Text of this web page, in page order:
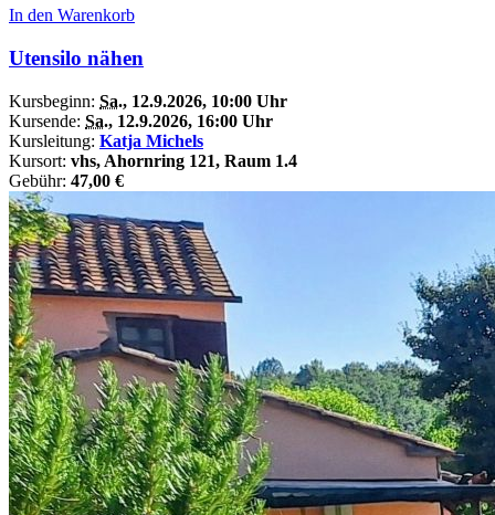
In den Warenkorb
Utensilo nähen
Kursbeginn: Sa., 12.9.2026, 10:00 Uhr
Kursende: Sa., 12.9.2026, 16:00 Uhr
Kursleitung: Katja Michels
Kursort: vhs, Ahornring 121, Raum 1.4
Gebühr: 47,00 €